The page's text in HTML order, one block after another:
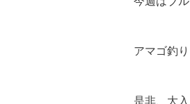
アマゴ釣
是非、大